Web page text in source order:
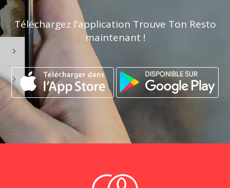
Téléchargez l'application Trouve Ton Resto
maintenant !